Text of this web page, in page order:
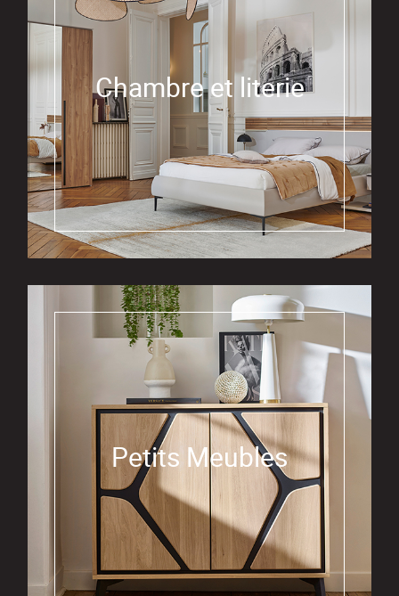
Chambre et literie
Petits Meubles